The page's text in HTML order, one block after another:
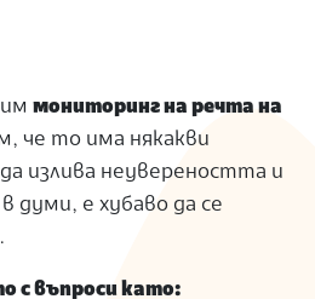
мониторинг на речта на
че то има някакви
да излива неувереността и
думи, е хубаво да се
с въпроси като: